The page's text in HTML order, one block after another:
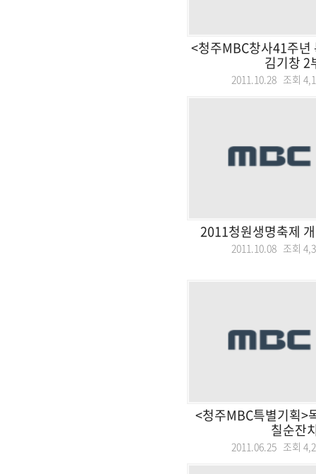
<청주MBC창사41주년
김기창 2
2011.10.28 조회
2011청원생명축제
2011.10.08 조회
<청주MBC특별기획>
칠순잔
2011.06.25 조회